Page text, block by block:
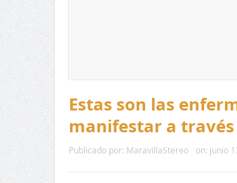
Estas son las
manifestar a
Publicado por: MaravillaStereo on: junio